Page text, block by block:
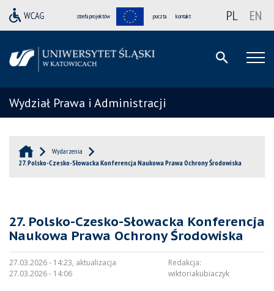
strefa projektów poczta kontakt PL EN
Wydział Prawa i Administracji
Wydarzenia
27. Polsko-Czesko-Słowacka Konferencja Naukowa Prawa Ochrony Środowiska
27. Polsko-Czesko-Słowacka Konferencja
Naukowa Prawa Ochrony Środowiska
27.03.2026 - 14:23, aktualizacja
27.03.2026 - 14:06
Redakcja:
wiktoriakubiaczyk